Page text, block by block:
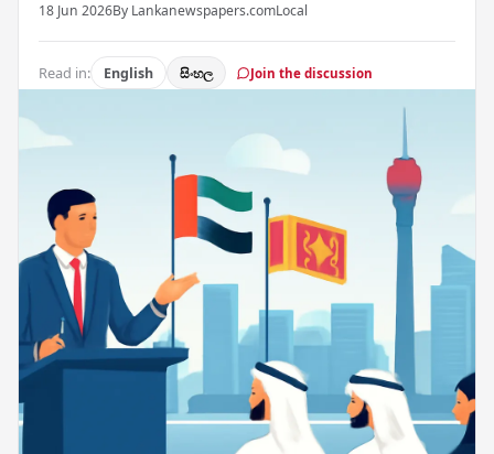
18 Jun 2026By Lankanewspapers.comLocal
Read in: English සිංහල Join the discussion